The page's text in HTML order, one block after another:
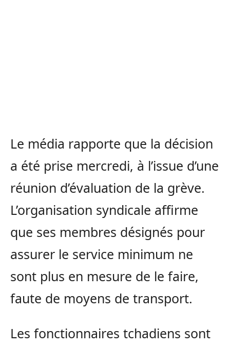
Le média rapporte que la décision
a été prise mercredi, à l’issue d’une
réunion d’évaluation de la grève.
L’organisation syndicale affirme
que ses membres désignés pour
assurer le service minimum ne
sont plus en mesure de le faire,
faute de moyens de transport.
Les fonctionnaires tchadiens sont